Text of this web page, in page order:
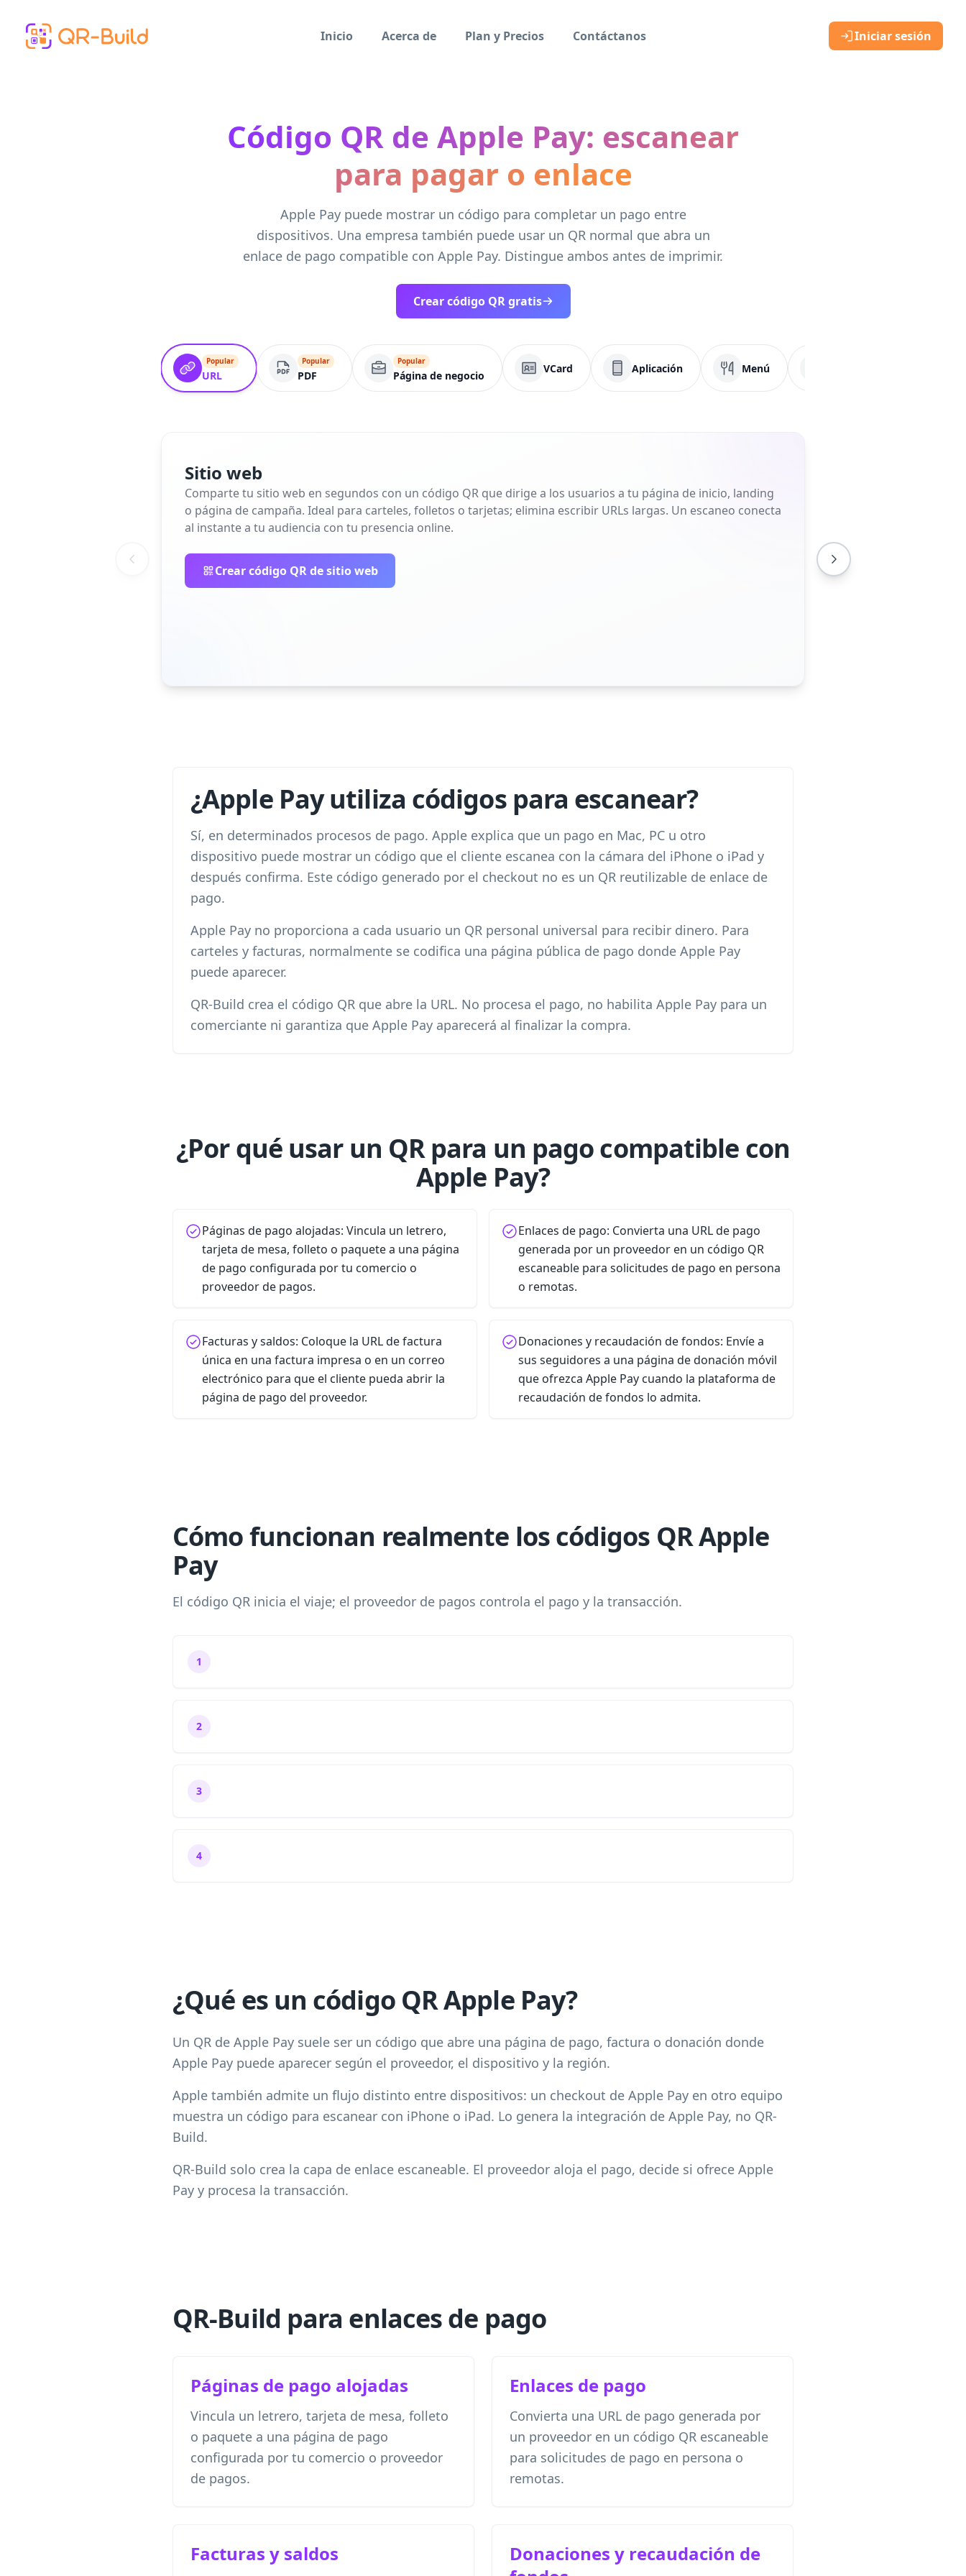
Inicio
Acerca de Plan y Precios Contáctanos Iniciar sesión
Código QR de Apple Pay: escanear
para pagar o enlace
Apple Pay puede mostrar un código para completar un pago entre
dispositivos. Una empresa también puede usar un QR normal que abra un
enlace de pago compatible con Apple Pay. Distingue ambos antes de imprimir.
Crear código QR gratis
Popular
URL
Popular
PDF
Popular
Página de negocio
VCard Aplicación Menú
Sitio web
Comparte tu sitio web en segundos con un código QR que dirige a los usuarios a tu página de inicio, landing
o página de campaña. Ideal para carteles, folletos o tarjetas; elimina escribir URLs largas. Un escaneo conecta
al instante a tu audiencia con tu presencia online.
Crear código QR de sitio web
¿Apple Pay utiliza códigos para escanear?
Sí, en determinados procesos de pago. Apple explica que un pago en Mac, PC u otro
dispositivo puede mostrar un código que el cliente escanea con la cámara del iPhone o iPad y
después confirma. Este código generado por el checkout no es un QR reutilizable de enlace de
pago.
Apple Pay no proporciona a cada usuario un QR personal universal para recibir dinero. Para
carteles y facturas, normalmente se codifica una página pública de pago donde Apple Pay
puede aparecer.
QR-Build crea el código QR que abre la URL. No procesa el pago, no habilita Apple Pay para un
comerciante ni garantiza que Apple Pay aparecerá al finalizar la compra.
¿Por qué usar un QR para un pago compatible con
Apple Pay?
Páginas de pago alojadas: Vincula un letrero,
tarjeta de mesa, folleto o paquete a una página
de pago configurada por tu comercio o
proveedor de pagos.
Enlaces de pago: Convierta una URL de pago
generada por un proveedor en un código QR
escaneable para solicitudes de pago en persona
o remotas.
Facturas y saldos: Coloque la URL de factura
única en una factura impresa o en un correo
electrónico para que el cliente pueda abrir la
página de pago del proveedor.
Donaciones y recaudación de fondos: Envíe a
sus seguidores a una página de donación móvil
que ofrezca Apple Pay cuando la plataforma de
recaudación de fondos lo admita.
Cómo funcionan realmente los códigos QR Apple
Pay
El código QR inicia el viaje; el proveedor de pagos controla el pago y la transacción.
1
2
3
4
¿Qué es un código QR Apple Pay?
Un QR de Apple Pay suele ser un código que abre una página de pago, factura o donación donde
Apple Pay puede aparecer según el proveedor, el dispositivo y la región.
Apple también admite un flujo distinto entre dispositivos: un checkout de Apple Pay en otro equipo
muestra un código para escanear con iPhone o iPad. Lo genera la integración de Apple Pay, no QR-
Build.
QR-Build solo crea la capa de enlace escaneable. El proveedor aloja el pago, decide si ofrece Apple
Pay y procesa la transacción.
QR-Build para enlaces de pago
Páginas de pago alojadas
Vincula un letrero, tarjeta de mesa, folleto
o paquete a una página de pago
configurada por tu comercio o proveedor
de pagos.
Enlaces de pago
Convierta una URL de pago generada por
un proveedor en un código QR escaneable
para solicitudes de pago en persona o
remotas.
Facturas y saldos
Donaciones y recaudación de